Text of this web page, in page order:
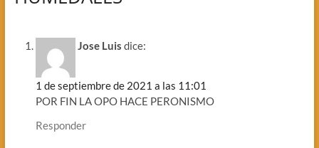
Jose Luis dice:
1 de septiembre de 2021 a las 11:01
POR FIN LA OPO HACE PERONISMO
Responder